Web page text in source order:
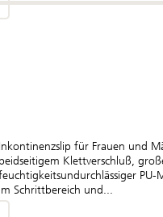
für Frauen und
Klettverschluß,
PU-
Schrittbereich und...